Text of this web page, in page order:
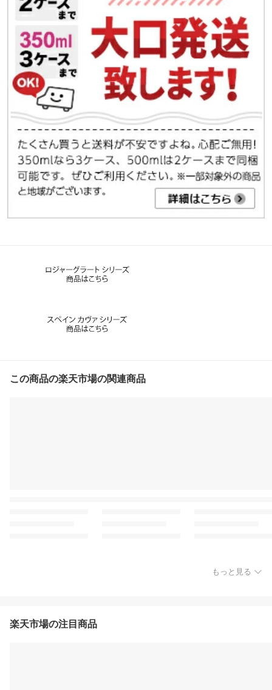
この商品の楽天市場の関連商品
もっと見る
楽天市場の注目商品